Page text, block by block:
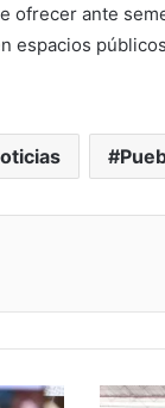
ofrecer ante
espacios